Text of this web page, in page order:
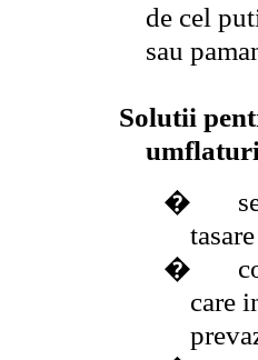
de cel
sau
Solutii
umflaturi
�
tasare
�
care